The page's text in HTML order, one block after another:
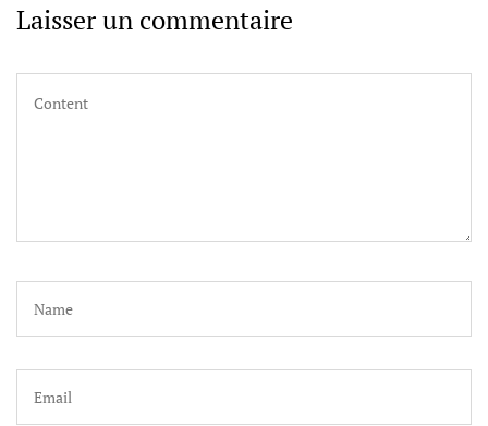
Laisser un commentaire